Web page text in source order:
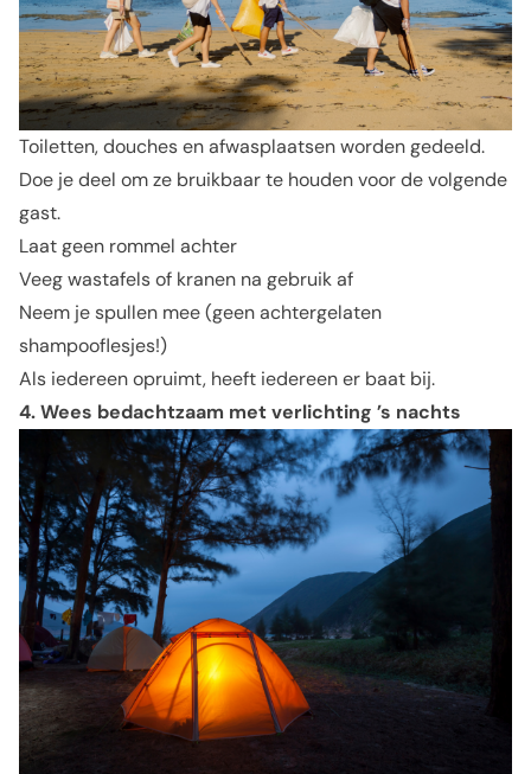
Toiletten, douches en afwasplaatsen worden gedeeld.
Doe je deel om ze bruikbaar te houden voor de volgende
gast.
Laat geen rommel achter
Veeg wastafels of kranen na gebruik af
Neem je spullen mee (geen achtergelaten
shampooflesjes!)
Als iedereen opruimt, heeft iedereen er baat bij.
4. Wees bedachtzaam met verlichting ’s nachts